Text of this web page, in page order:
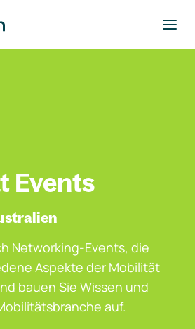
Events
Networking-Events, die
Aspekte der Mobilität
bauen Sie Wissen und
auf.